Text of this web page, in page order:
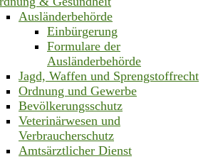
Ausländerbehörde
Einbürgerung
Formulare der
Ausländerbehörde
Jagd, Waffen und Sprengstoffrecht
Ordnung und Gewerbe
Bevölkerungsschutz
Veterinärwesen und
Verbraucherschutz
Amtsärztlicher Dienst